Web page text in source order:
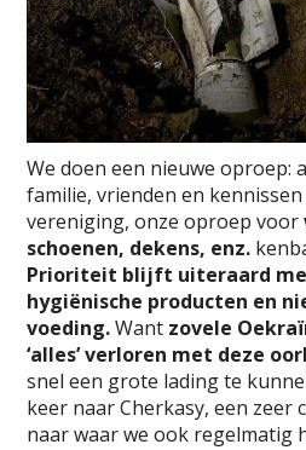
We doen een nieuwe oproep:
familie, vrienden en
vereniging, onze oproep voor
schoenen, dekens, enz.
Prioriteit blijft uiteraard
hygiënische producten en
voeding.Want zovele
‘alles’ verloren met deze
snel een grote lading te
keer naar Cherkasy, een zeer
naar waar we ook regelmatig